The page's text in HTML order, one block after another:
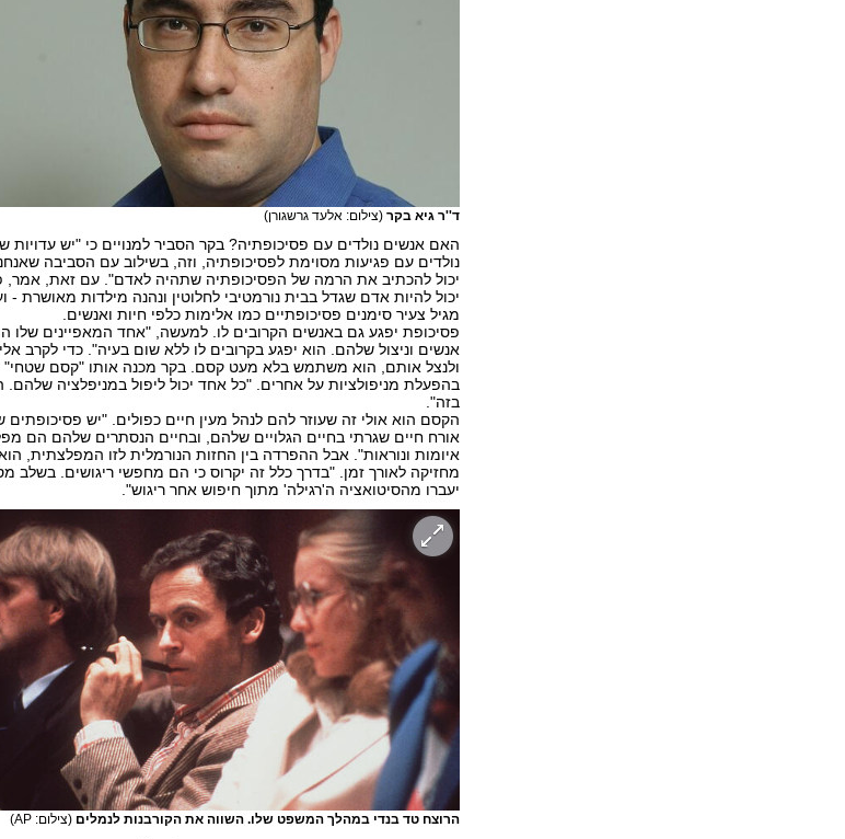
ד''ר גיא בקר (צילום: אלעד גרשגורן)
האם אנשים נולדים עם פסיכופתיה? בקר הסביר למנויים כי "יש עדויות
נולדים עם פגיעות מסוימת לפסיכופתיה, וזה, בשילוב עם הסביבה
יכול להכתיב את הרמה של הפסיכופתיה שתהיה לאדם". עם זאת, אמר,
יכול להיות אדם שגדל בבית נורמטיבי לחלוטין ונהנה מילדות מאושרת -
מגיל צעיר סימנים פסיכופתיים כמו אלימות כלפי חיות ואנשים.
פסיכופת יפגע גם באנשים הקרובים לו. למעשה, "אחד המאפיינים שלו
אנשים וניצול שלהם. הוא יפגע בקרובים לו ללא שום בעיה". כדי לקרב
ולנצל אותם, הוא משתמש בלא מעט קסם. בקר מכנה אותו "קסם שטחי"
בהפעלת מניפולציות על אחרים. "כל אחד יכול ליפול במניפלציה שלהם.
בזה".
הקסם הוא אולי זה שעוזר להם לנהל מעין חיים כפולים. "יש פסיכופתים
אורח חיים שגרתי בחיים הגלויים שלהם, ובחיים הנסתרים שלהם הם
איומות ונוראות". אבל ההפרדה בין החזות הנורמלית לזו המפלצתית,
מחזיקה לאורך זמן. "בדרך כלל זה יקרוס כי הם מחפשי ריגושים. בשלב
יעברו מהסיטואציה ה'רגילה' מתוך חיפוש אחר ריגוש".
הרוצח טד בנדי במהלך המשפט שלו. השווה את הקורבנות לנמלים (צילום: AP)